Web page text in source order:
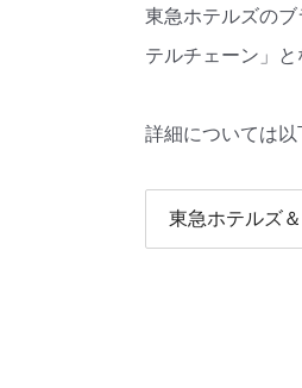
東急ホテルズの
テルチェーン」と
詳細については以
東急ホテルズ